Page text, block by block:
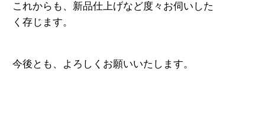
これからも、新品仕上げなど度々お伺いした
く存じます。
今後とも、よろしくお願いいたします。